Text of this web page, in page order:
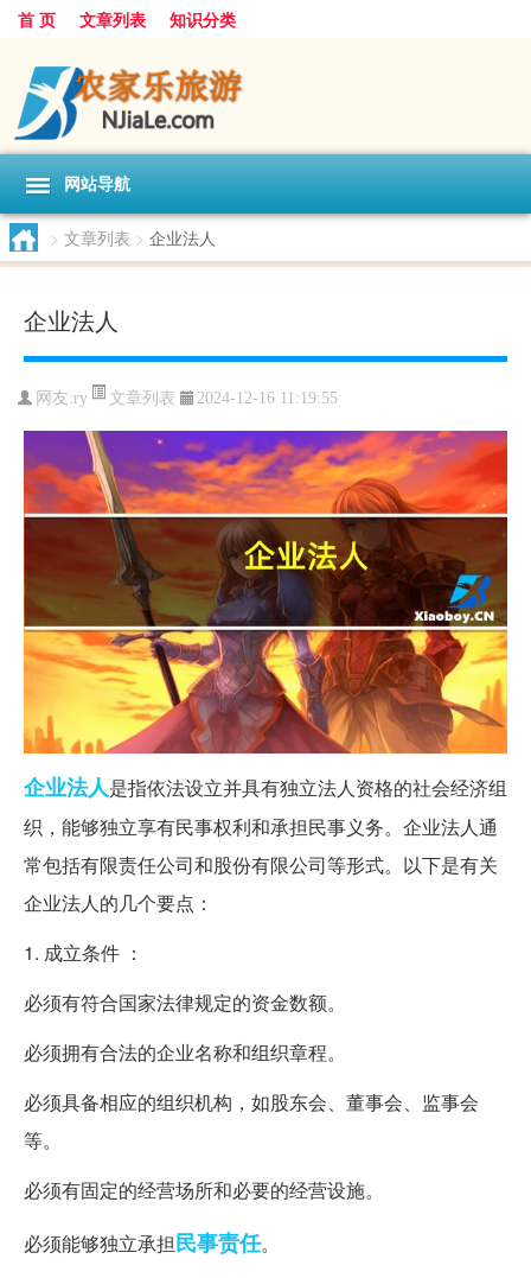
首 页 文章列表 知识分类
网站导航
> 文章列表 > 企业法人
企业法人
网友:ry 文章列表 2024-12-16 11:19:55
企业法人是指依法设立并具有独立法人资格的社会经济组
织，能够独立享有民事权利和承担民事义务。企业法人通
常包括有限责任公司和股份有限公司等形式。以下是有关
企业法人的几个要点：
1. 成立条件 ：
必须有符合国家法律规定的资金数额。
必须拥有合法的企业名称和组织章程。
必须具备相应的组织机构，如股东会、董事会、监事会
等。
必须有固定的经营场所和必要的经营设施。
必须能够独立承担民事责任。